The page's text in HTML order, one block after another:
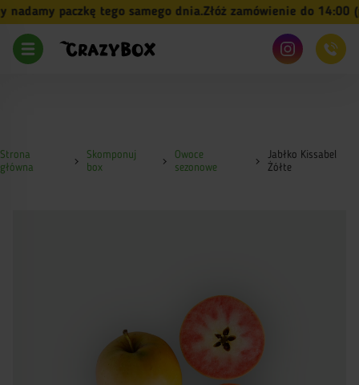
paczkę tego samego dnia.Złóż zamówienie do 14:00
Strona
główna
Skomponuj
box
Owoce
sezonowe
Jabłko Kissabel
Żółte